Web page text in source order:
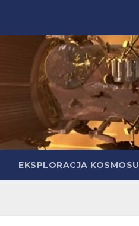
EKSPLORACJA KOSMOSU